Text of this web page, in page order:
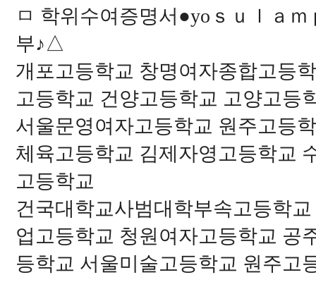
ㅁ 학위수여증명서●yoｓｕｌａ
부♪△
개포고등학교 창명여자종합고등
고등학교 건양고등학교 고양고등
서울문영여자고등학교 원주고등
체육고등학교 김제자영고등학교
고등학교
건국대학교사범대학부속고등학
업고등학교 청원여자고등학교 공
등학교 서울미술고등학교 원주고